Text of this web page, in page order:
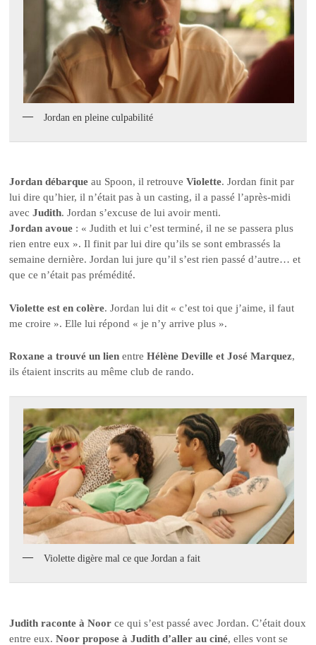
Jordan en pleine culpabilité
Jordan débarque au Spoon, il retrouveViolette. Jordan finit par
lui dire qu’hier, il n’était pas à un casting, il a passé l’après-midi
avecJudith. Jordan s’excuse de lui avoir menti.
Jordan avoue : « Judith et lui c’est terminé, il ne se passera plus
rien entre eux ». Il finit par lui dire qu’ils se sont embrassés la
semaine dernière. Jordan lui jure qu’il s’est rien passé d’autre… et
que ce n’était pas prémédité.
Violette est en colère. Jordan lui dit « c’est toi que j’aime, il faut
me croire ». Elle lui répond « je n’y arrive plus ».
Roxane a trouvé un lien entreHélène Deville et José Marquez,
ils étaient inscrits au même club de rando.
Violette digère mal ce que Jordan a fait
Judith raconte à Noor ce qui s’est passé avec Jordan. C’était doux
entre eux.Noor propose à Judith d’aller au ciné, elles vont se